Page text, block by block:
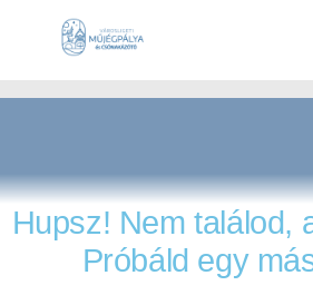
Hupsz! Nem találod,
Próbáld egy